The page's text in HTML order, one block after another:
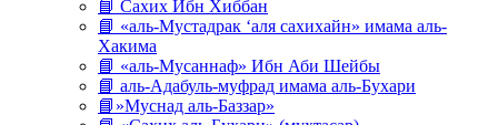
📘 Сахих Ибн Хиббан
📘 «аль-Мустадрак ‘аля сахихайн» имама аль-
Хакима
📘 «аль-Мусаннаф» Ибн Аби Шейбы
📘 аль-Адабуль-муфрад имама аль-Бухари
📘»Муснад аль-Баззар»